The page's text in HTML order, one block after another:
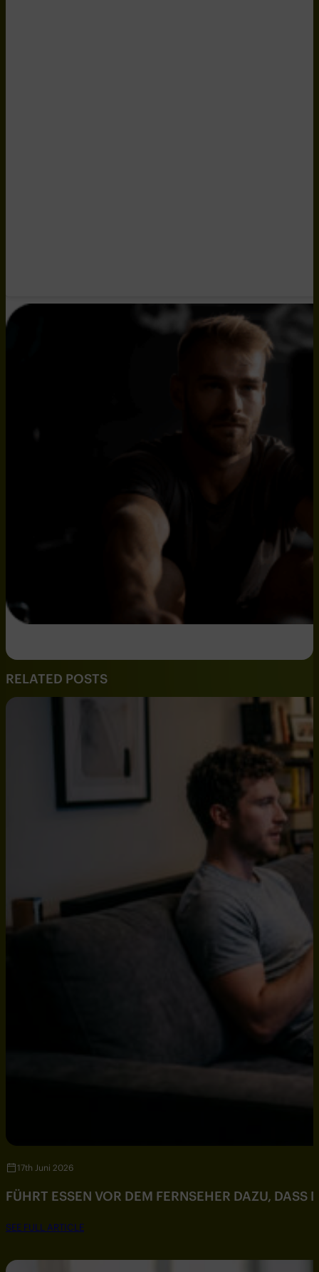
RELATED POSTS
17th Juni 2026
FÜHRT ESSEN VOR DEM FERNSEHER DAZU, DASS
SEE FULL ARTICLE